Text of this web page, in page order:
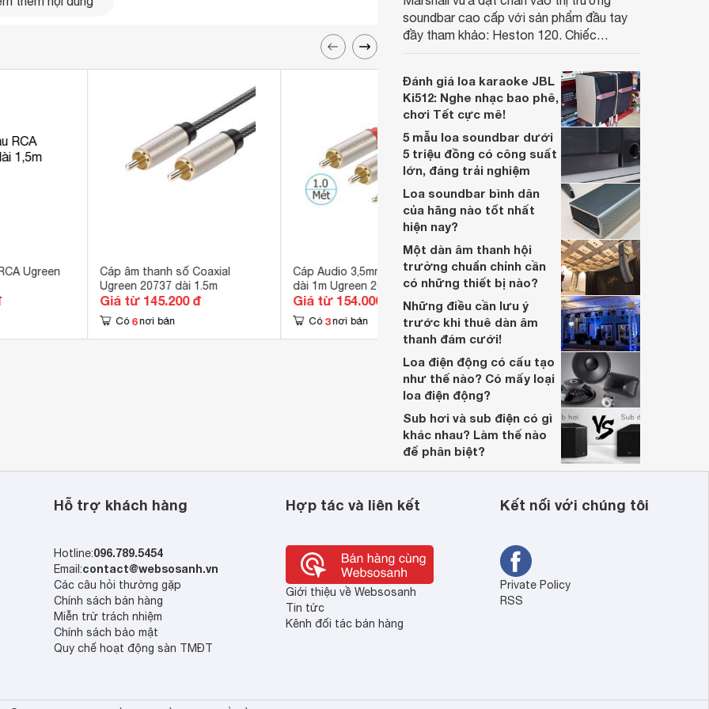
, thiết kế với độ trung thực cao, làm cho cáp âm thanh rca
bảo chất lượng âm thanh không bị suy hao.
Ugreen
Cáp âm thanh số Coaxial
Ugreen 20737 dài 1.5m
Giá từ 145.200 đ
Có 6 nơi bán
Cáp Audio 3,5mm ra 2 đầu RCA
dài 1m Ugreen 20821
Giá từ 154.000 đ
Có 3 nơi bán
Cable Audio Ugreen 20708
Giá từ 100.000 đ
Có 15 nơi bán
soundbar cao cấp với sản phẩm đầu tay
đầy tham khảo: Heston 120. Chiếc
lớn, kết nối đa dạng, mà còn ghi điểm nhờ
“chất Marshall” cùng cấu trúc âm thanh
5.1.2 đầy hứa hẹn.
Đánh giá loa karaoke JBL
Ki512: Nghe nhạc bao phê,
chơi Tết cực mê!
5 mẫu loa soundbar dưới
5 triệu đồng có công suất
lớn, đáng trải nghiệm
Loa soundbar bình dân
của hãng nào tốt nhất
hiện nay?
Một dàn âm thanh hội
trường chuẩn chỉnh cần
có những thiết bị nào?
Những điều cần lưu ý
trước khi thuê dàn âm
thanh đám cưới!
Loa điện động có cấu tạo
như thế nào? Có mấy loại
loa điện động?
Sub hơi và sub điện có gì
khác nhau? Làm thế nào
để phân biệt?
Hỗ trợ khách hàng
Hotline:096.789.5454
Email:contact@websosanh.vn
Các câu hỏi thường gặp
Chính sách bán hàng
Miễn trừ trách nhiệm
Chính sách bảo mật
Quy chế hoạt động sàn TMĐT
Hợp tác và liên kết
Giới thiệu về Websosanh
Tin tức
Kênh đối tác bán hàng
Kết nối với chúng tôi
Private Policy
RSS